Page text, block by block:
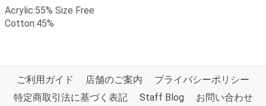
Acrylic:55% Size Free
Cotton:45%
ご利用ガイド 店舗のご案内
プライバシーポリシー
特定商取引法に基づく表記
Staff Blog お問い合わせ